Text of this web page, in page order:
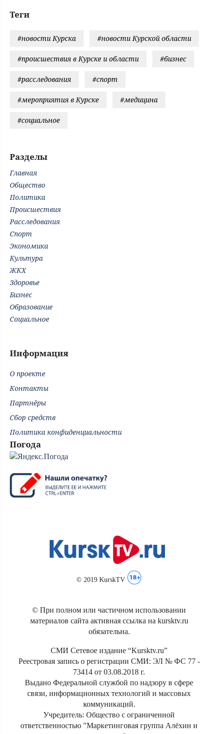
Теги
#новости Курска #новости Курской области
#происшествия в Курске и области #бизнес
#расследования #спорт
#мероприятия в Курске #медицина
#социальное
Разделы
Главная
Общество
Политика
Происшествия
Расследования
Спорт
Экономика
Культура
ЖКХ
Здоровье
Бизнес
Образование
Социальное
Информация
О проекте
Контакты
Партнёры
Сбор средств
Политика конфиденциальности
Погода
© 2019 KurskTV
© При полном или частичном использовании
материалов сайта активная ссылка на kursktv.ru
обязательна.
СМИ Сетевое издание “Kursktv.ru”
Реестровая запись о регистрации СМИ: ЭЛ № ФС 77 -
73414 от 03.08.2018 г.
Выдано Федеральной службой по надзору в сфере
связи, информационных технологий и массовых
коммуникаций.
Учредитель: Общество с ограниченной
ответственностью "Маркетинговая группа Алёхин и